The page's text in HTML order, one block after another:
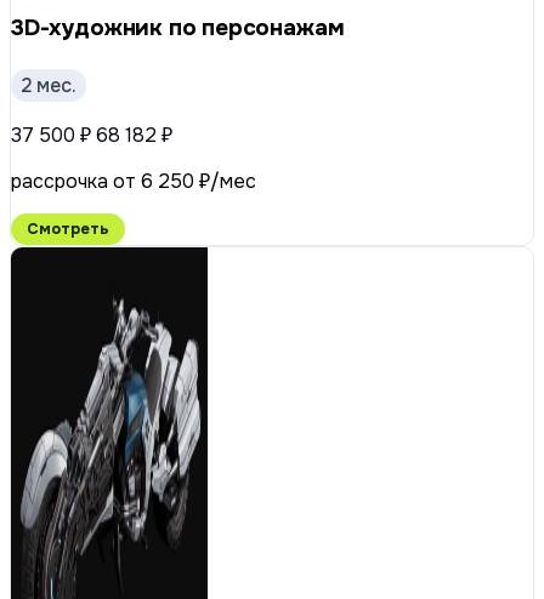
3D-художник по персонажам
2 мес.
37 500 ₽68 182 ₽
рассрочка от 6 250 ₽/мес
Смотреть